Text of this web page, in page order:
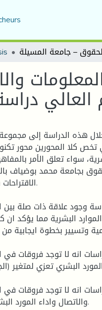
هذه الدراسة إلى مجموعة
تخص كلا المحورين محور
سواء تعلق الأمر
بجامعة محمد بوضياف
البشرية مما يؤكد
وتسيير بخطوة ايجابية
البشري تعزي
والاتصال واداء المورد البشري تعزي لمتغير الفئة الوظيفية.